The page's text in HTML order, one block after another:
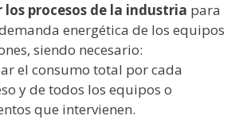
procesos de la industria para
energética de los equipos
siendo necesario:
el consumo total por cada
y de todos los equipos o
que intervienen.